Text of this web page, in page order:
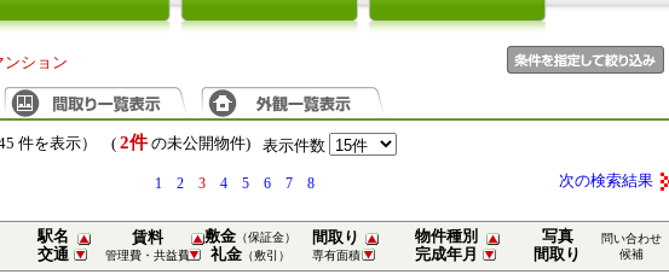
ンション
件を表示） ( 2件の未公開物件) 表示件数
1 2 3 4 5 6 7 8 次の検索結果
駅名
交通
賃料
管理費・共益費
敷金 （保証金）
礼金 （敷引）
間取り
専有面積
物件種別
完成年月
写真
間取り
問い合わせ
候補